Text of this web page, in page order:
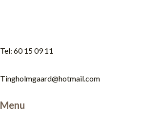
Tel: 60 15 09 11
Tingholmgaard@hotmail.com
Menu